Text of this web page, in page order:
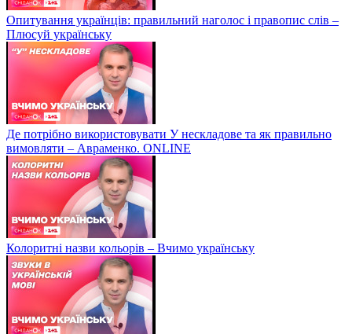
Опитування українців: правильний наголос і правопис слів –
Плюсуй українську
Де потрібно використовувати У нескладове та як правильно
вимовляти – Авраменко. ONLINE
Колоритні назви кольорів – Вчимо українську